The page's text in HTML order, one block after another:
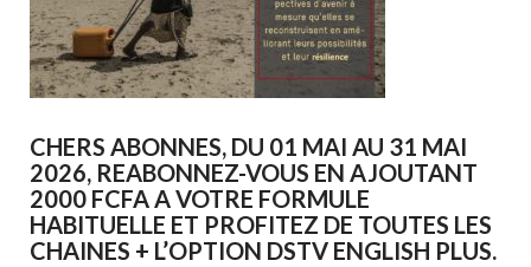
CHERS ABONNES, DU 01 MAI AU 31 MAI
2026, REABONNEZ-VOUS EN AJOUTANT
2000 FCFA A VOTRE FORMULE
HABITUELLE ET PROFITEZ DE TOUTES LES
CHAINES + L’OPTION DSTV ENGLISH PLUS.